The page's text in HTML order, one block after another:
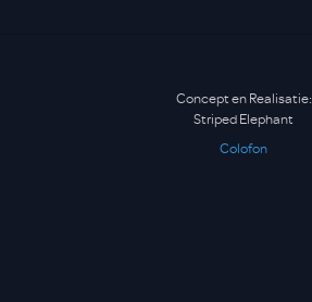
Concept en Realisatie:
Striped Elephant
Colofon